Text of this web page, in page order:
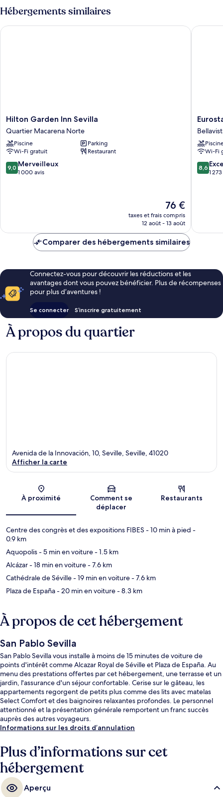
type
de
chambre
Chambre
Hébergements similaires
Hilton
Garden
Inn
Sevilla
Quartier
Macarena
Norte
Hilton Garden Inn Sevilla
Quartier Macarena Norte
Piscine
Parking
Wi-Fi gratuit
Restaurant
9.0
sur
9,0 Merveilleux
1 000 avis
Le
nouveau
prix
de
76 €
taxes et frais compris
12 août - 13 août
Hilton Garden Inn Sevilla
Al-
Ándalus
Palace
La
Palmera
Wi-Fi
8.6
sur
8,6
1
Comparer des hébergements similaires
Connectez-vous pour découvrir les réductions et les
avantages dont vous pouvez bénéficier. Plus de récompenses
pour plus d’aventures !
Se connecter S’inscrire gratuitement
À propos du quartier
Carte
Avenida de la Innovación, 10, Seville, Seville, 41020
Afficher la carte
À proximité
Comment se
déplacer
Restaurants
Centre des congrès et des expositions FIBES - 10 min à pied -
0.9 km
Aquopolis- 5 min en voiture- 1.5 km
Alcázar- 18 min en voiture- 7.6 km
Cathédrale de Séville- 19 min en voiture- 7.6 km
Plaza de España- 20 min en voiture- 8.3 km
À propos de cet hébergement
San Pablo Sevilla
San Pablo Sevilla vous installe à moins de 15 minutes de voiture de
points d'intérêt comme Alcazar Royal de Séville et Plaza de España. Au
menu des prestations offertes par cet hébergement, une terrasse et un
jardin, l'assurance d'un séjour confortable. Cerise sur le gâteau, les
appartements regorgent de petits plus comme des lits avec matelas
Select Comfort et des baignoires relaxantes profondes. Le personnel
attentionné et la présentation générale remportent un franc succès
auprès des autres voyageurs.
Informations sur les droits d’annulation
Plus d’informations sur cet
hébergement
Aperçu